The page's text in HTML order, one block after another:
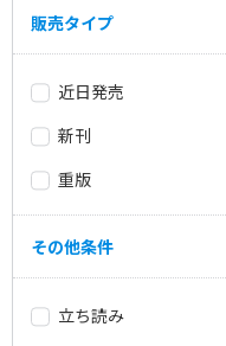
販売タイプ
近日発売
新刊
重版
その他条件
立ち読み